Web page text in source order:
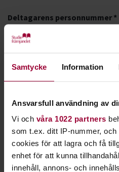
Samtycke Information
Ansvarsfull användning av
Vi och våra 1022 partners
som t.ex. ditt IP-nummer,
cookies för att lagra och få
enhet för att kunna
innehåll, annons- och
Deltagarens personnummer *
Format: ÅÅÅÅMMDD-XXXX
LMA-nummer
Förnamn *
Efternamn *